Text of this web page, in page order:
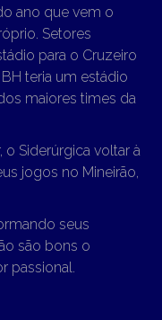
ano que vem o
Setores
para o Cruzeiro
teria um estádio
maiores times da
o Siderúrgica voltar à
jogos no Mineirão,
seus
são bons o
passional.